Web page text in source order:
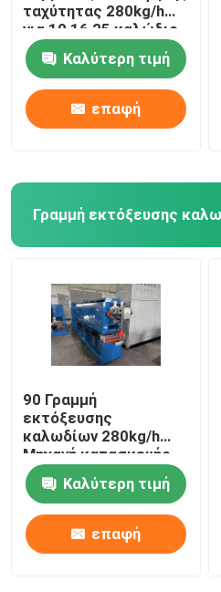
Καλωδιακό καλώδιο
Γραμμές CCV
Κεφαλίδα διασταύρωσης
ταχύτητας 280kg/h
για 10 16 25 καλώδιο
Καλύτερη τιμή
επαφή
Γραμμή εκτόξευσης
90 Γραμμή
εκτόξευσης
καλωδίων 280kg/h
Μηχανή κατασκευής
καλωδίων PVC με
κινητήρα Siemens
Καλύτερη τιμή
επαφή